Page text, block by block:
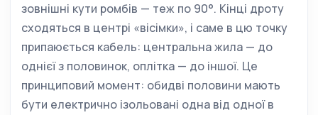
зовнішні кути ромбів — теж по 90°. Кінці дроту
сходяться в центрі «вісімки», і саме в цю точку
припаюється кабель: центральна жила — до
однієї з половинок, оплітка — до іншої. Це
принциповий момент: обидві половини мають
бути електрично ізольовані одна від одної в